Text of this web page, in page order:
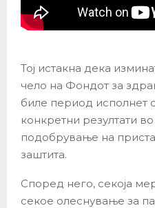
Тој истакна дека
чело на Фондот за
биле период исполнет
конкретни резултати
подобрување на
заштита.
Според него, секоја
секое олеснување за